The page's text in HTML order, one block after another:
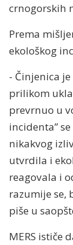
crnogorskih
Prema
ekološkog
- Činjenica
prilikom
prevrnuo u
incidenta”
nikakvog
utvrdila i
reagovala i
razumije se,
piše u
MERS ističe